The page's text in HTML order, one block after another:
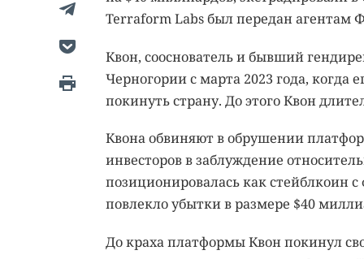
Terraform Labs был передан агентам
Квон, сооснователь и бывший
Черногории с марта 2023 года,
покинуть страну. До этого Квон
Квона обвиняют в обрушении
инвесторов в заблуждение
позиционировалась как стейблкоин
повлекло убытки в размере $40
До краха платформы Квон покинул